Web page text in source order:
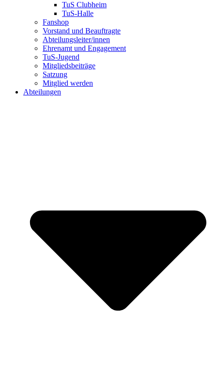
TuS Clubheim
TuS-Halle
Fanshop
Vorstand und Beauftragte
Abteilungsleiter/innen
Ehrenamt und Engagement
TuS-Jugend
Mitgliedsbeiträge
Satzung
Mitglied werden
Abteilungen